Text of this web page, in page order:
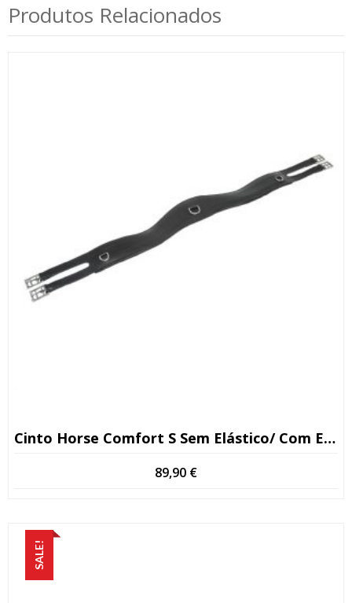
Produtos Relacionados
Cinto Horse Comfort S Sem Elástico/ Com Elástico Preto/ Castanho
89,90 €
SALE!